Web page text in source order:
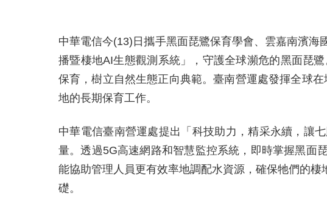
中華電信今(13)日攜手黑面琵鷺保育學會、雲嘉南濱
播暨棲地AI生態觀測系統」，守護全球瀕危的黑面琵
保育，樹立自然生態正向典範。臺南營運處發揮全球
地的長期保育工作。
中華電信臺南營運處提出「科技助力，精采永續，讓
量。透過5G高速網路和智慧監控系統，即時掌握黑面
能協助管理人員更有效率地調配水資源，確保牠們的
礎。